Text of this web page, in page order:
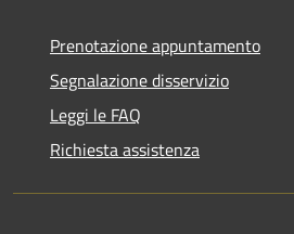
Prenotazione appuntamento
Segnalazione disservizio
Leggi le FAQ
Richiesta assistenza